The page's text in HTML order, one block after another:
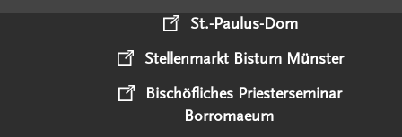
St.-Paulus-Dom
Stellenmarkt Bistum Münster
Bischöfliches Priesterseminar
Borromaeum